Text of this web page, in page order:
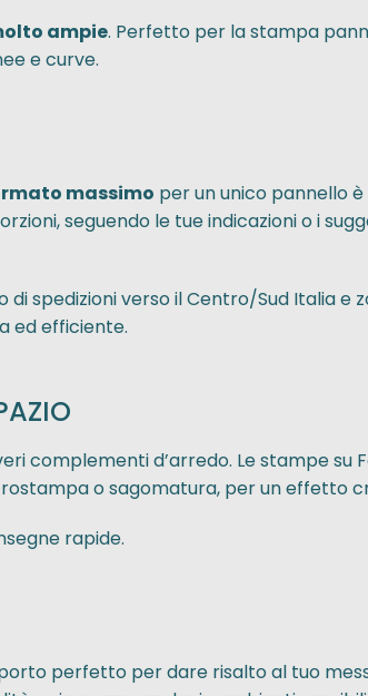
ampie. Perfetto per la stampa
e curve.
massimo per un unico pannello è
seguendo le tue indicazioni o i
spedizioni verso il Centro/Sud Italia e
ed efficiente.
complementi d’arredo. Le stampe su
o sagomatura, per un effetto
rapide.
perfetto per dare risalto al tuo